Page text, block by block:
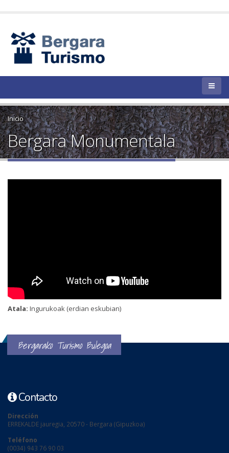
Inicio
Bergara Monumentala
Atala: Ingurukoak (erdian eskubian)
Bergarako Turismo Bulegoa
Contacto
Dirección
ERREKALDE jauregia, 20570 - Bergara (Gipuzkoa)
Teléfono
(0034) 943 76 90 03